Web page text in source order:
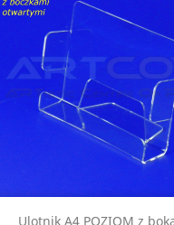
Ulotnik A4 POZIOM z